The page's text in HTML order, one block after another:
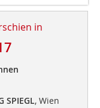
in
SPIEGL, Wien